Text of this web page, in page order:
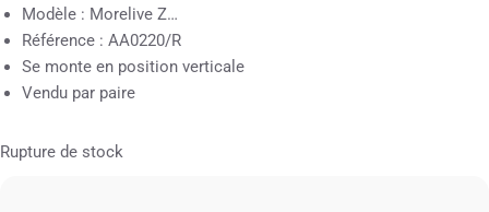
Modèle : Morelive Z…
Référence : AA0220/R
Se monte en position verticale
Vendu par paire
Rupture de stock